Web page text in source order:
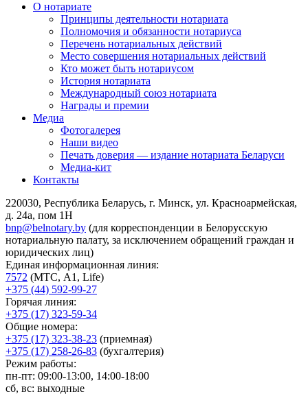
О нотариате
Принципы деятельности нотариата
Полномочия и обязанности нотариуса
Перечень нотариальных действий
Место совершения нотариальных действий
Кто может быть нотариусом
История нотариата
Международный союз нотариата
Награды и премии
Медиа
Фотогалерея
Наши видео
Печать доверия — издание нотариата Беларуси
Медиа-кит
Контакты
220030, Республика Беларусь, г. Минск, ул. Красноармейская,
д. 24а, пом 1Н
bnp@belnotary.by (для корреспонденции в Белорусскую
нотариальную палату, за исключением обращений граждан и
юридических лиц)
Единая информационная линия:
7572 (МТС, A1, Life)
+375 (44) 592-99-27
Горячая линия:
+375 (17) 323-59-34
Общие номера:
+375 (17) 323-38-23 (приемная)
+375 (17) 258-26-83 (бухгалтерия)
Режим работы:
пн-пт: 09:00-13:00, 14:00-18:00
сб, вс: выходные